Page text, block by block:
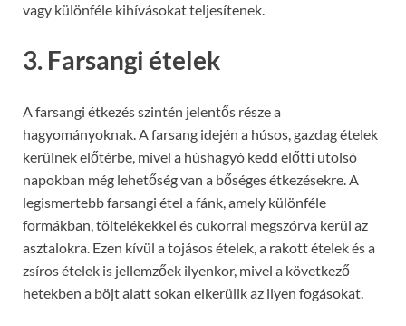
vagy különféle kihívásokat teljesítenek.
3. Farsangi ételek
A farsangi étkezés szintén jelentős része a
hagyományoknak. A farsang idején a húsos, gazdag ételek
kerülnek előtérbe, mivel a húshagyó kedd előtti utolsó
napokban még lehetőség van a bőséges étkezésekre. A
legismertebb farsangi étel a fánk, amely különféle
formákban, töltelékekkel és cukorral megszórva kerül az
asztalokra. Ezen kívül a tojásos ételek, a rakott ételek és a
zsíros ételek is jellemzőek ilyenkor, mivel a következő
hetekben a böjt alatt sokan elkerülik az ilyen fogásokat.